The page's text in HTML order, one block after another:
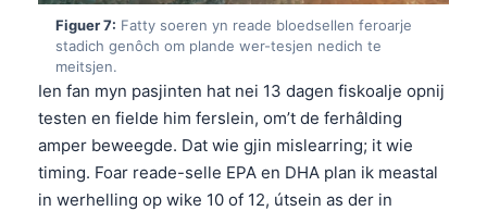
Figuer 7: Fatty soeren yn reade bloedsellen feroarje
stadich genôch om plande wer-tesjen nedich te
meitsjen.
Ien fan myn pasjinten hat nei 13 dagen fiskoalje opnij
testen en fielde him ferslein, om’t de ferhâlding
amper beweegde. Dat wie gjin mislearring; it wie
timing. Foar reade-selle EPA en DHA plan ik meastal
in werhelling op wike 10 of 12, útsein as der in
ဗမာစာ
ភាសាខ្មែរ
Kiswahili
አማርኛ
Українська